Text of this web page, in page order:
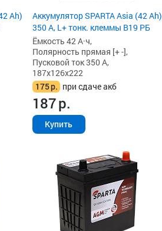
Ah)
Аккумулятор SPARTA Asia (42 Ah)
350 А, L+ тонк. клеммы B19 РБ
Ёмкость 42 А·ч,
Полярность прямая [+ -],
Пусковой ток 350 А,
187x126x222
175р. при сдаче акб
187р.
Купить